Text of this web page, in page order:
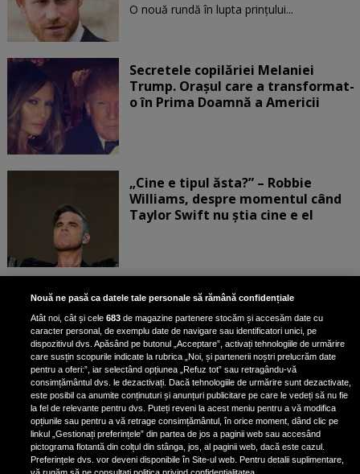
O nouă rundă în lupta prinţului...
Secretele copilăriei Melaniei
Trump. Orașul care a transformat-
o în Prima Doamnă a Americii
„Cine e tipul ăsta?” – Robbie
Williams, despre momentul când
Taylor Swift nu știa cine e el
Bruce Dickinson, solistul trupei
Iron Maiden, şi-a arătat talentul
de scrimer la un concurs în Franţa
Nicki Minaj, acuzată de agresiune
de fostul manager: Detalii șocante
din proces
Nicki Minaj le-a lăudat pe...
Nouă ne pasă ca datele tale personale să rămână confidențiale
Atât noi, cât și cele683 de magazine partenere stocăm și accesăm date cu
caracter personal, de exemplu date de navigare sau identificatori unici, pe
dispozitivul dvs. Apăsând pe butonul „Acceptare”, activați tehnologiile de urmărire
care susțin scopurile indicate la rubrica „Noi, și partenerii noștri prelucrăm date
pentru a oferi:”, iar selectând opțiunea „Refuz tot” sau retragându-vă
consimțământul dvs. le dezactivați. Dacă tehnologiile de urmărire sunt dezactivate,
este posibil ca anumite conținuturi și anunțuri publicitare pe care le vedeți să nu fie
la fel de relevante pentru dvs. Puteți reveni la acest meniu pentru a vă modifica
opțiunile sau pentru a vă retrage consimțământul, în orice moment, dând clic pe
linkul „Gestionați preferințele” din partea de jos a paginii web sau accesând
pictograma flotantă din colțul din stânga, jos, al paginii web, dacă este cazul.
Preferințele dvs. vor deveni disponibile în Site-ul web. Pentru detalii suplimentare,